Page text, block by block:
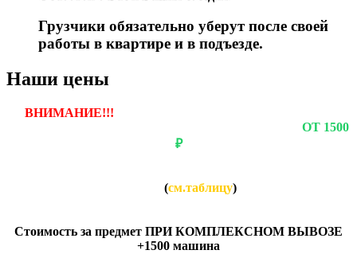
Грузчики обязательно уберут после своей
работы в квартире и в подъезде.
Наши цены
ВНИМАНИЕ!!!
ОТ 1500
₽
(см.таблицу)
Стоимость за предмет ПРИ КОМПЛЕКСНОМ ВЫВОЗЕ
+1500 машина